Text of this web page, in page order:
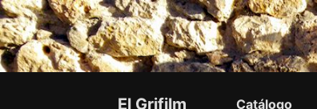
El Grifilm Catálogo